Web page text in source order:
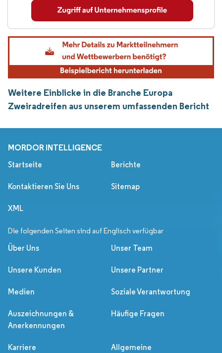
Weitere Einblicke in die Branche Europa
Zweiradreifen aus unserem umfassenden Bericht
MORDOR INTELLIGENCE
Startseite Berichte
Kontaktieren Sie Uns Sitemap
XML
Die folgenden Seiten sind auf Englisch verfügbar
Über Uns Unser Team
Unsere Kunden Unsere Partner
Medien Soziale Verantwortung
Auszeichnungen &
Anerkennungen
Häufige Fragen
Karriere
Allgemeine